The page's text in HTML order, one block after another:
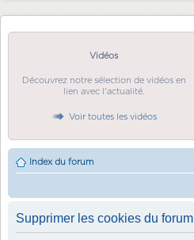
Vidéos
Découvrez notre sélection de vidéos en
lien avec l'actualité.
Voir toutes les vidéos
Index du forum
Supprimer les cookies du forum